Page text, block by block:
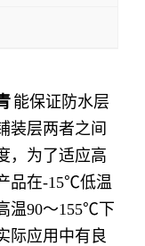
能保证防水层
装层两者之间
，为了适应高
品在-15℃低温
温90～155℃下
际应用中有良